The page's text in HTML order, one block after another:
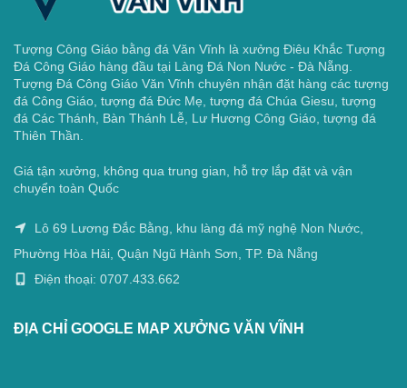
Tượng Công Giáo bằng đá Văn Vĩnh là xưởng Điêu Khắc Tượng
Đá Công Giáo hàng đầu tại Làng Đá Non Nước - Đà Nẵng.
Tượng Đá Công Giáo Văn Vĩnh chuyên nhận đặt hàng các tượng
đá Công Giáo, tượng đá Đức Mẹ, tượng đá Chúa Giesu, tượng
đá Các Thánh, Bàn Thánh Lễ, Lư Hương Công Giáo, tượng đá
Thiên Thần.
Giá tận xưởng, không qua trung gian, hỗ trợ lắp đặt và vận
chuyển toàn Quốc
Lô 69 Lương Đắc Bằng, khu làng đá mỹ nghệ Non Nước,
Phường Hòa Hải, Quận Ngũ Hành Sơn, TP. Đà Nẵng
Điện thoại: 0707.433.662
ĐỊA CHỈ GOOGLE MAP XƯỞNG VĂN VĨNH